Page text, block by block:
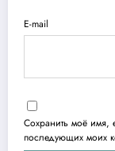
E-mail
Сохранить моё имя,
последующих моих